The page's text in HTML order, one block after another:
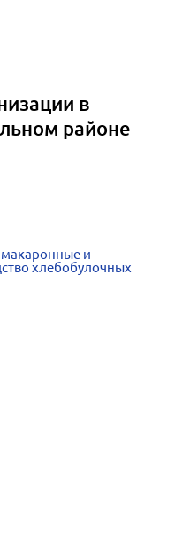
в
районе
и
хлебобулочных